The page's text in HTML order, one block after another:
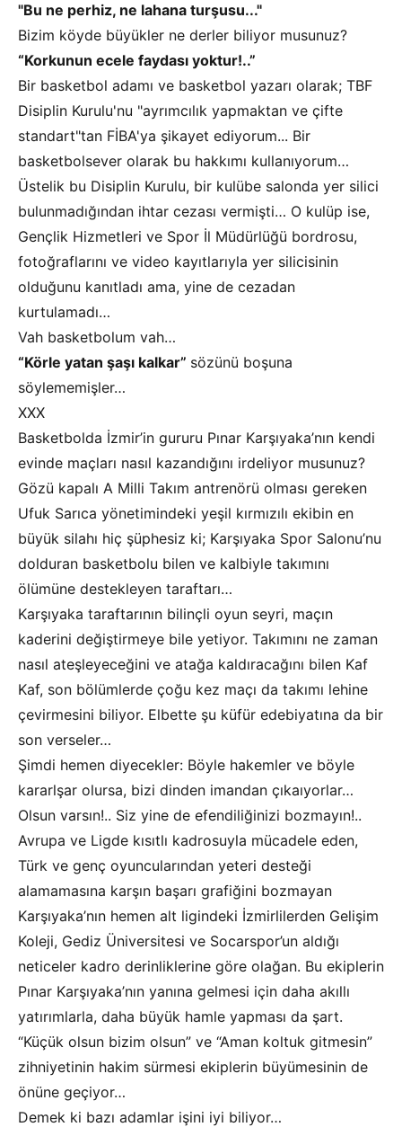
"Bu ne perhiz, ne lahana turşusu..."
Bizim köyde büyükler ne derler biliyor musunuz?
“Korkunun ecele faydası yoktur!..”
Bir basketbol adamı ve basketbol yazarı olarak; TBF
Disiplin Kurulu'nu "ayrımcılık yapmaktan ve çifte
standart"tan FİBA'ya şikayet ediyorum... Bir
basketbolsever olarak bu hakkımı kullanıyorum…
Üstelik bu Disiplin Kurulu, bir kulübe salonda yer silici
bulunmadığından ihtar cezası vermişti… O kulüp ise,
Gençlik Hizmetleri ve Spor İl Müdürlüğü bordrosu,
fotoğraflarını ve video kayıtlarıyla yer silicisinin
olduğunu kanıtladı ama, yine de cezadan
kurtulamadı…
Vah basketbolum vah…
“Körle yatan şaşı kalkar” sözünü boşuna
söylememişler…
XXX
Basketbolda İzmir’in gururu Pınar Karşıyaka’nın kendi
evinde maçları nasıl kazandığını irdeliyor musunuz?
Gözü kapalı A Milli Takım antrenörü olması gereken
Ufuk Sarıca yönetimindeki yeşil kırmızılı ekibin en
büyük silahı hiç şüphesiz ki; Karşıyaka Spor Salonu’nu
dolduran basketbolu bilen ve kalbiyle takımını
ölümüne destekleyen taraftarı…
Karşıyaka taraftarının bilinçli oyun seyri, maçın
kaderini değiştirmeye bile yetiyor. Takımını ne zaman
nasıl ateşleyeceğini ve atağa kaldıracağını bilen Kaf
Kaf, son bölümlerde çoğu kez maçı da takımı lehine
çevirmesini biliyor. Elbette şu küfür edebiyatına da bir
son verseler…
Şimdi hemen diyecekler: Böyle hakemler ve böyle
kararlşar olursa, bizi dinden imandan çıkaıyorlar…
Olsun varsın!.. Siz yine de efendiliğinizi bozmayın!..
Avrupa ve Ligde kısıtlı kadrosuyla mücadele eden,
Türk ve genç oyuncularından yeteri desteği
alamamasına karşın başarı grafiğini bozmayan
Karşıyaka’nın hemen alt ligindeki İzmirlilerden Gelişim
Koleji, Gediz Üniversitesi ve Socarspor’un aldığı
neticeler kadro derinliklerine göre olağan. Bu ekiplerin
Pınar Karşıyaka’nın yanına gelmesi için daha akıllı
yatırımlarla, daha büyük hamle yapması da şart.
“Küçük olsun bizim olsun” ve “Aman koltuk gitmesin”
zihniyetinin hakim sürmesi ekiplerin büyümesinin de
önüne geçiyor…
Demek ki bazı adamlar işini iyi biliyor…